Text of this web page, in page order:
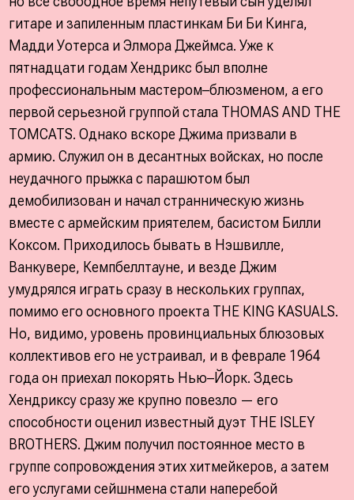
гитаре и запиленным пластинкам Би Би Кинга,
Мадди Уотерса и Элмора Джеймса. Уже к
пятнадцати годам Хендрикс был вполне
профессиональным мастером–блюзменом, а его
первой серьезной группой стала THOMAS AND THE
TOMCATS. Однако вскоре Джима призвали в
армию. Служил он в десантных войсках, но после
неудачного прыжка с парашютом был
демобилизован и начал странническую жизнь
вместе с армейским приятелем, басистом Билли
Коксом. Приходилось бывать в Нэшвилле,
Ванкувере, Кемпбеллтауне, и везде Джим
умудрялся играть сразу в нескольких группах,
помимо его основного проекта ТНЕ КING KASUALS.
Но, видимо, уровень провинциальных блюзовых
коллективов его не устраивал, и в феврале 1964
года он приехал покорять Нью–Йорк. Здесь
Хендриксу сразу же крупно повезло — его
способности оценил известный дуэт THE ISLEY
BROTHERS. Джим получил постоянное место в
группе сопровождения этих хитмейкеров, а затем
его услугами сейшнмена стали наперебой